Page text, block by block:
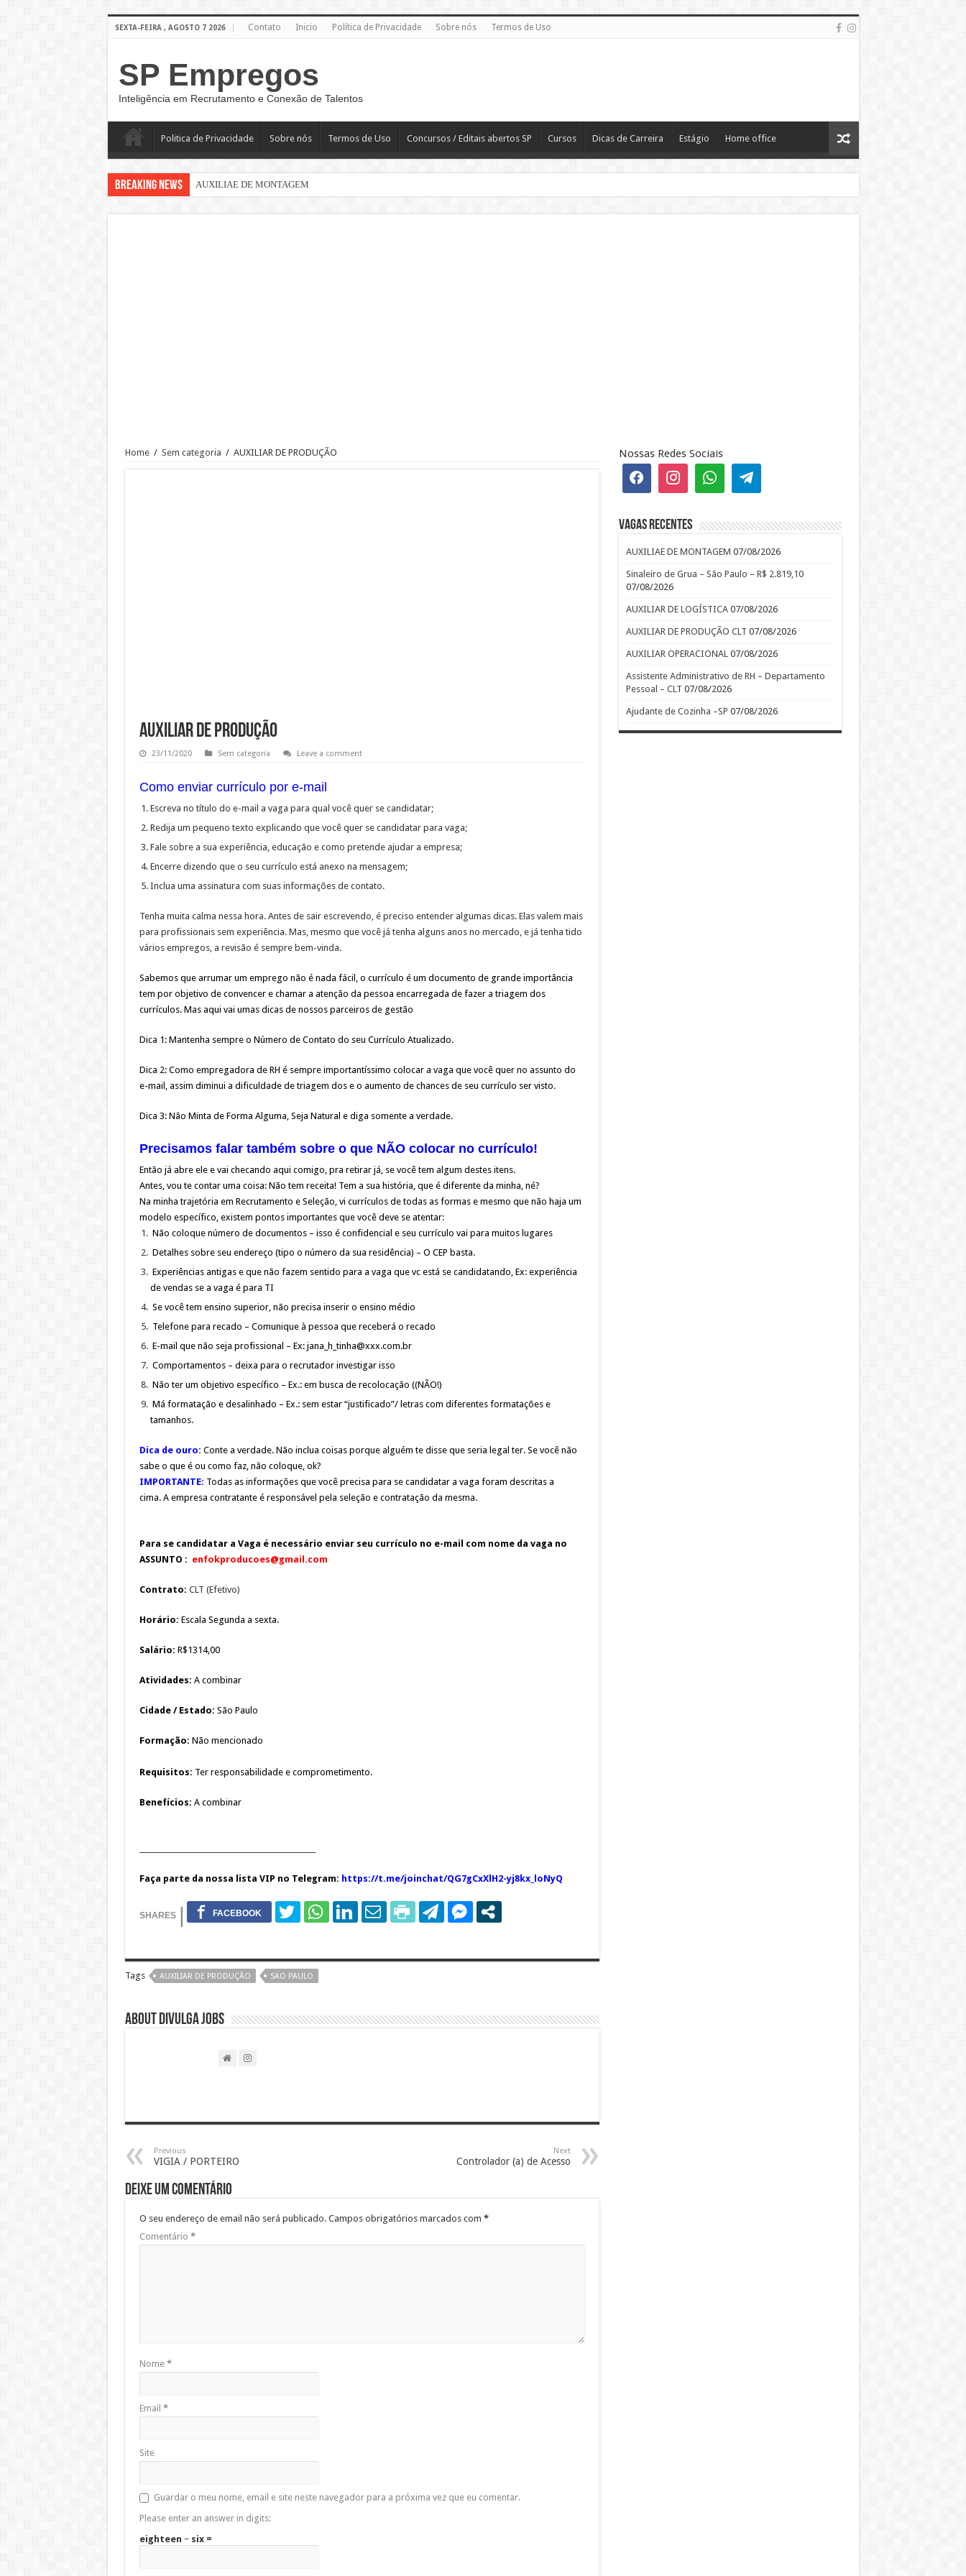
SEXTA-FEIRA , AGOSTO 7 2026 Contato Inicio Política de Privacidade Sobre nós Termos de Uso
SP Empregos
Inteligência em Recrutamento e Conexão de Talentos
Politica de Privacidade Sobre nós Termos de Uso Concursos / Editais abertos SP Cursos Dicas de Carreira Estágio Home office
Breaking News AUXILIAE DE MONTAGEM
Trabalho de Frentista em Santo André: Salário e Benefícios
Home / Sem categoria / AUXILIAR DE PRODUÇÃO
AUXILIAR DE PRODUÇÃO
23/11/2020 Sem categoria Leave a comment
Como enviar currículo por e-mail
Escreva no título do e-mail a vaga para qual você quer se candidatar;
Redija um pequeno texto explicando que você quer se candidatar para vaga;
Fale sobre a sua experiência, educação e como pretende ajudar a empresa;
Encerre dizendo que o seu currículo está anexo na mensagem;
Inclua uma assinatura com suas informações de contato.
Tenha muita calma nessa hora. Antes de sair escrevendo, é preciso entender algumas dicas. Elas valem mais
para profissionais sem experiência. Mas, mesmo que você já tenha alguns anos no mercado, e já tenha tido
vários empregos, a revisão é sempre bem-vinda.
Sabemos que arrumar um emprego não é nada fácil, o currículo é um documento de grande importância
tem por objetivo de convencer e chamar a atenção da pessoa encarregada de fazer a triagem dos
currículos. Mas aqui vai umas dicas de nossos parceiros de gestão
Dica 1: Mantenha sempre o Número de Contato do seu Currículo Atualizado.
Dica 2: Como empregadora de RH é sempre importantíssimo colocar a vaga que você quer no assunto do
e-mail, assim diminui a dificuldade de triagem dos e o aumento de chances de seu currículo ser visto.
Dica 3: Não Minta de Forma Alguma, Seja Natural e diga somente a verdade.
Precisamos falar também sobre o que NÃO colocar no currículo!
Então já abre ele e vai checando aqui comigo, pra retirar já, se você tem algum destes itens.
Antes, vou te contar uma coisa: Não tem receita! Tem a sua história, que é diferente da minha, né?
Na minha trajetória em Recrutamento e Seleção, vi currículos de todas as formas e mesmo que não haja um
modelo específico, existem pontos importantes que você deve se atentar:
Não coloque número de documentos – isso é confidencial e seu currículo vai para muitos lugares
Detalhes sobre seu endereço (tipo o número da sua residência) – O CEP basta.
Experiências antigas e que não fazem sentido para a vaga que vc está se candidatando, Ex: experiência
de vendas se a vaga é para TI
Se você tem ensino superior, não precisa inserir o ensino médio
Telefone para recado – Comunique à pessoa que receberá o recado
E-mail que não seja profissional – Ex: jana_h_tinha@xxx.com.br
Comportamentos – deixa para o recrutador investigar isso
Não ter um objetivo específico – Ex.: em busca de recolocação ((NÃO!)
Má formatação e desalinhado – Ex.: sem estar “justificado”/ letras com diferentes formatações e
tamanhos.
Dica de ouro: Conte a verdade. Não inclua coisas porque alguém te disse que seria legal ter. Se você não
sabe o que é ou como faz, não coloque, ok?
IMPORTANTE: Todas as informações que você precisa para se candidatar a vaga foram descritas a
cima. A empresa contratante é responsável pela seleção e contratação da mesma.
Para se candidatar a Vaga é necessário enviar seu currículo no e-mail com nome da vaga no
ASSUNTO : enfokproducoes@gmail.com
Contrato: CLT (Efetivo)
Horário: Escala Segunda a sexta.
Salário: R$1314,00
Atividades: A combinar
Cidade / Estado: São Paulo
Formação: Não mencionado
Requisitos: Ter responsabilidade e comprometimento.
Benefícios: A combinar
Faça parte da nossa lista VIP no Telegram: https://t.me/joinchat/QG7gCxXlH2-yj8kx_loNyQ
Tags AUXILIAR DE PRODUÇÃO SAO PAULO
About DIVULGA JOBS
Previous
VIGIA / PORTEIRO
Next
Controlador (a) de Acesso
Deixe um comentário
O seu endereço de email não será publicado. Campos obrigatórios marcados com *
Comentário *
Nome *
Email *
Site
Guardar o meu nome, email e site neste navegador para a próxima vez que eu comentar.
Please enter an answer in digits:
eighteen − six =
Nossas Redes Sociais
Vagas recentes
AUXILIAE DE MONTAGEM 07/08/2026
Sinaleiro de Grua – São Paulo – R$ 2.819,10
07/08/2026
AUXILIAR DE LOGÍSTICA 07/08/2026
AUXILIAR DE PRODUÇÃO CLT 07/08/2026
AUXILIAR OPERACIONAL 07/08/2026
Assistente Administrativo de RH – Departamento
Pessoal – CLT 07/08/2026
Ajudante de Cozinha –SP 07/08/2026